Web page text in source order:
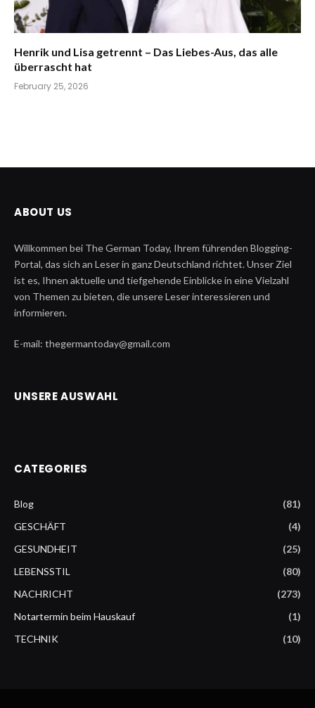
Henrik und Lisa getrennt – Das Liebes-Aus, das alle
überrascht hat
February 25, 2026
ABOUT US
Willkommen bei The German Today, Ihrem führenden Blogging-
Portal, das sich an Leser in ganz Deutschland richtet. Unser Ziel
ist es, Ihnen aktuelle und tiefgehende Einblicke in eine Vielzahl
von Themen zu bieten, die unsere Leser interessieren und
informieren.
E-mail: thegermantoday@gmail.com
UNSERE AUSWAHL
CATEGORIES
Blog
(81)
GESCHÄFT
(4)
GESUNDHEIT
(25)
LEBENSSTIL
(80)
NACHRICHT
(273)
Notartermin beim Hauskauf
(1)
TECHNIK
(10)